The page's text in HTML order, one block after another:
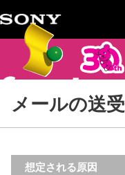
メールの送
想定される原因